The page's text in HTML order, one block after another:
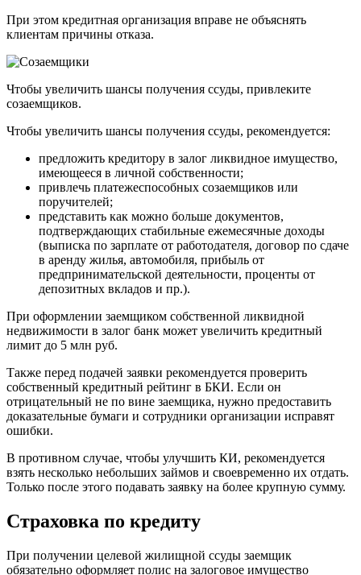
При этом кредитная организация вправе не объяснять
клиентам причины отказа.
Чтобы увеличить шансы получения ссуды, привлеките
созаемщиков.
Чтобы увеличить шансы получения ссуды, рекомендуется:
предложить кредитору в залог ликвидное имущество,
имеющееся в личной собственности;
привлечь платежеспособных созаемщиков или
поручителей;
представить как можно больше документов,
подтверждающих стабильные ежемесячные доходы
(выписка по зарплате от работодателя, договор по сдаче
в аренду жилья, автомобиля, прибыль от
предпринимательской деятельности, проценты от
депозитных вкладов и пр.).
При оформлении заемщиком собственной ликвидной
недвижимости в залог банк может увеличить кредитный
лимит до 5 млн руб.
Также перед подачей заявки рекомендуется проверить
собственный кредитный рейтинг в БКИ. Если он
отрицательный не по вине заемщика, нужно предоставить
доказательные бумаги и сотрудники организации исправят
ошибки.
В противном случае, чтобы улучшить КИ, рекомендуется
взять несколько небольших займов и своевременно их отдать.
Только после этого подавать заявку на более крупную сумму.
Страховка по кредиту
При получении целевой жилищной ссуды заемщик
обязательно оформляет полис на залоговое имущество